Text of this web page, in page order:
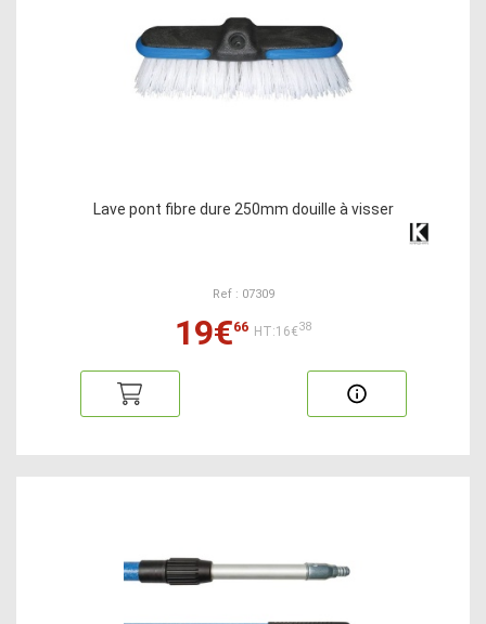
Lave pont fibre dure 250mm douille à visser
Ref : 07309
19€66 HT:16€38